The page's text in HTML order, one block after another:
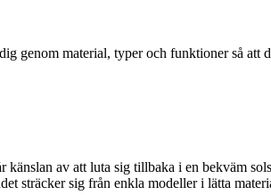
genom material, typer och funktioner så
av att luta sig tillbaka i en bekväm
sträcker sig från enkla modeller i lätta